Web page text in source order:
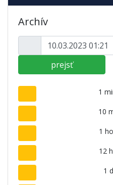
Archív
prejsť
1
10
1
12
1